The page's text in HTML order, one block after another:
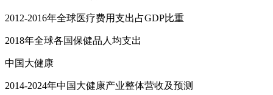
2012-2016年全球医疗费用支出占GDP比重
2018年全球各国保健品人均支出
中国大健康
2014-2024年中国大健康产业整体营收及预测